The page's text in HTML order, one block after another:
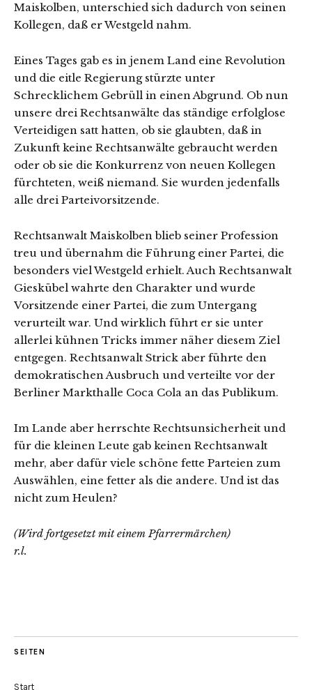
Maiskolben, unterschied sich dadurch von seinen
Kollegen, daß er Westgeld nahm.
Eines Tages gab es in jenem Land eine Revolution
und die eitle Regierung stürzte unter
Schrecklichem Gebrüll in einen Abgrund. Ob nun
unsere drei Rechtsanwälte das ständige erfolglose
Verteidigen satt hatten, ob sie glaubten, daß in
Zukunft keine Rechtsanwälte gebraucht werden
oder ob sie die Konkurrenz von neuen Kollegen
fürchteten, weiß niemand. Sie wurden jedenfalls
alle drei Parteivorsitzende.
Rechtsanwalt Maiskolben blieb seiner Profession
treu und übernahm die Führung einer Partei, die
besonders viel Westgeld erhielt. Auch Rechtsanwalt
Gieskübel wahrte den Charakter und wurde
Vorsitzende einer Partei, die zum Untergang
verurteilt war. Und wirklich führt er sie unter
allerlei kühnen Tricks immer näher diesem Ziel
entgegen. Rechtsanwalt Strick aber führte den
demokratischen Ausbruch und verteilte vor der
Berliner Markthalle Coca Cola an das Publikum.
Im Lande aber herrschte Rechtsunsicherheit und
für die kleinen Leute gab keinen Rechtsanwalt
mehr, aber dafür viele schöne fette Parteien zum
Auswählen, eine fetter als die andere. Und ist das
nicht zum Heulen?
(Wird fortgesetzt mit einem Pfarrermärchen)
r.l.
SEITEN
Start